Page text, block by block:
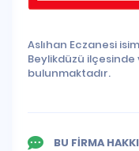
Aslıhan Eczanesi
Beylikdüzü
bulunmaktadır.
BU FİRMA